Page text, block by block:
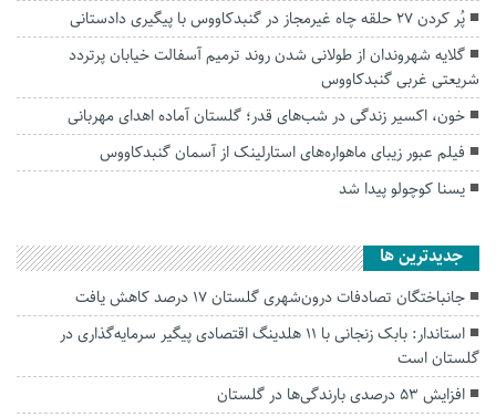
پُر کردن ۲۷ حلقه چاه غیرمجاز در گنبدکاووس با پیگیری دادستانی
گلایه شهروندان از طولانی شدن روند ترمیم آسفالت خیابان پرتردد
شریعتی غربی گنبدکاووس
خون، اکسیر زندگی در شب‌های قدر؛ گلستان آماده اهدای مهربانی
فیلم عبور زیبای ماهواره‌های استارلینک از آسمان گنبدکاووس
یسنا کوچولو پیدا شد
جديدترين ها
جانباختگان تصادفات درون‌شهری گلستان ۱۷ درصد کاهش یافت
استاندار: بابک زنجانی با ۱۱ هلدینگ اقتصادی پیگیر سرمایه‌گذاری در
گلستان است
افزایش ۵۳ درصدی بارندگی‌ها در گلستان